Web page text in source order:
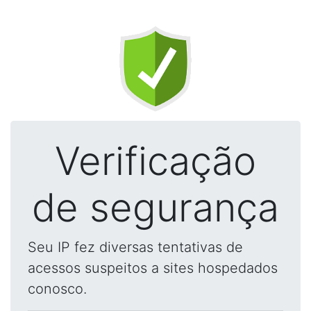
Verificação
de segurança
Seu IP fez diversas tentativas de
acessos suspeitos a sites hospedados
conosco.